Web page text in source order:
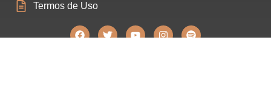
Termos de Uso